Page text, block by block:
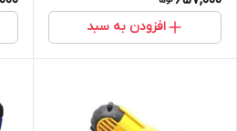
افزودن به سبد